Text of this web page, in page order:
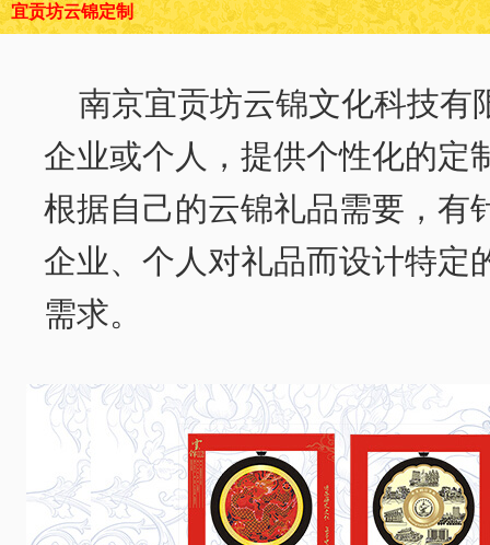
宜贡坊云锦定制
南京宜贡坊云锦文化科技有
企业或个人，提供个性化的定
根据自己的云锦礼品需要，有
企业、个人对礼品而设计特定
需求。